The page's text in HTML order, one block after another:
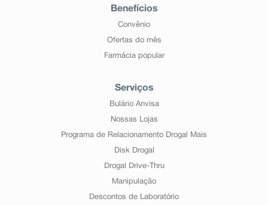
Benefícios
Convênio
Ofertas do mês
Farmácia popular
Serviços
Bulário Anvisa
Nossas Lojas
Programa de Relacionamento Drogal Mais
Disk Drogal
Drogal Drive-Thru
Manipulação
Descontos de Laboratório